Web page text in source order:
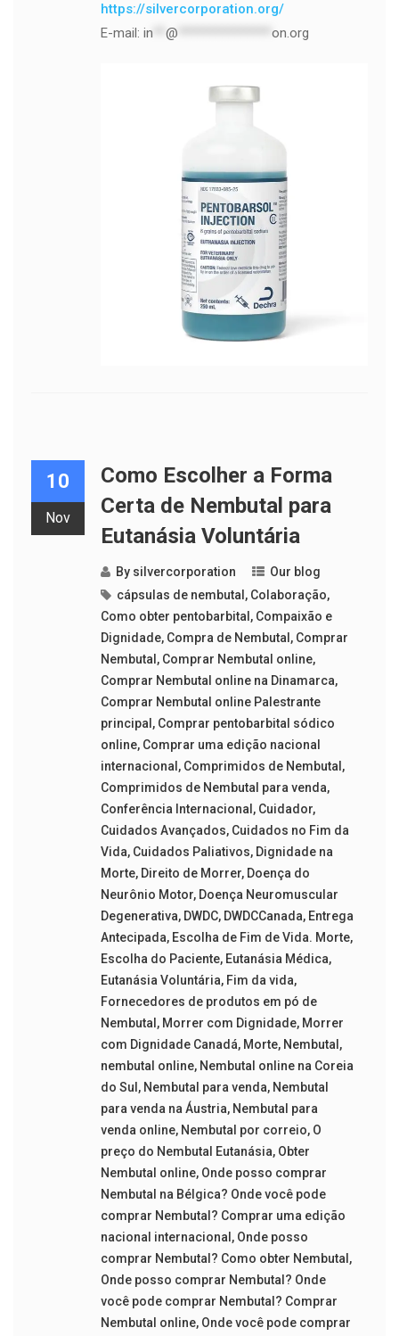
https://silvercorporation.org/
E-mail: in @ on.org
10
Nov
Como Escolher a Forma
Certa de Nembutal para
Eutanásia Voluntária
By silvercorporation
Our blog
cápsulas de nembutal , Colaboração,
Como obter pentobarbital , Compaixão e
Dignidade, Compra de Nembutal , Comprar
Nembutal , Comprar Nembutal online,
Comprar Nembutal online na Dinamarca,
Comprar Nembutal online Palestrante
principal , Comprar pentobarbital sódico
online, Comprar uma edição nacional
internacional , Comprimidos de Nembutal ,
Comprimidos de Nembutal para venda,
Conferência Internacional , Cuidador,
Cuidados Avançados, Cuidados no Fim da
Vida, Cuidados Paliativos, Dignidade na
Morte, Direito de Morrer, Doença do
Neurônio Motor, Doença Neuromuscular
Degenerativa, DWDC, DWDCCanada, Entrega
Antecipada, Escolha de Fim de Vida. Morte,
Escolha do Paciente, Eutanásia Médica,
Eutanásia Voluntária, Fim da vida,
Fornecedores de produtos em pó de
Nembutal , Morrer com Dignidade, Morrer
com Dignidade Canadá, Morte, Nembutal ,
nembutal online, Nembutal online na Coreia
do Sul , Nembutal para venda, Nembutal
para venda na Áustria, Nembutal para
venda online, Nembutal por correio, O
preço do Nembutal Eutanásia, Obter
Nembutal online, Onde posso comprar
Nembutal na Bélgica? Onde você pode
comprar Nembutal? Comprar uma edição
nacional internacional , Onde posso
comprar Nembutal? Como obter Nembutal ,
Onde posso comprar Nembutal? Onde
você pode comprar Nembutal? Comprar
Nembutal online, Onde você pode comprar